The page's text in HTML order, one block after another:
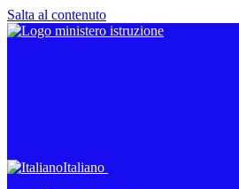
Salta al contenuto
Italiano